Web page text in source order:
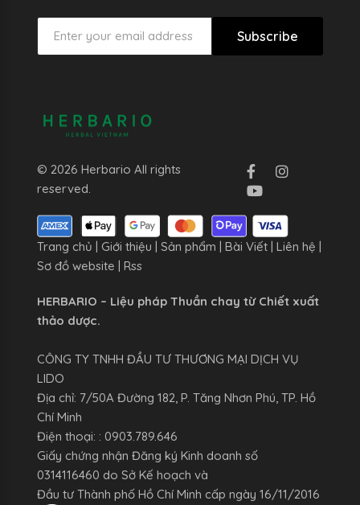
Subscribe
© 2026 Herbario All rights
reserved.
Trang chủ Giới thiệu Sản phẩm Bài Viết Liên hệ
Sơ đồ website
Rss
HERBARIO – Liệu pháp Thuần chay từ Chiết xuất
thảo dược.
CÔNG TY TNHH ĐẦU TƯ THƯƠNG MẠI DỊCH VỤ
LIDO
Địa chỉ: 7/50A Đường 182, P. Tăng Nhơn Phú, TP. Hồ
Chí Minh
Điện thoại: : 0903.789.646
Giấy chứng nhận Đăng ký Kinh doanh số
0314116460 do Sở Kế hoạch và
Đầu tư Thành phố Hồ Chí Minh cấp ngày 16/11/2016